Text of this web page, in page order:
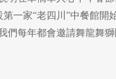
一家“老四川”中餐館開
們每年都會邀請舞龍舞